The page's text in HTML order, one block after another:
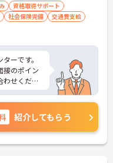
資格取得サポート
社会保険完備
交通費支給
ーです。
接のポイン
わせくださ
紹介してもらう